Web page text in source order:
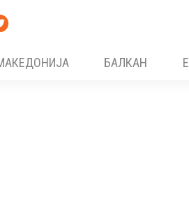
БАЛКАН